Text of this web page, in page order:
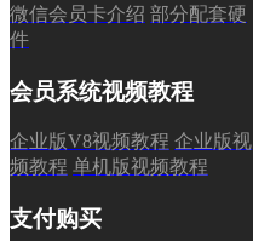
微信会员卡介绍 部分配套硬
件
会员系统视频教程
企业版V8视频教程 企业版视
频教程 单机版视频教程
支付购买